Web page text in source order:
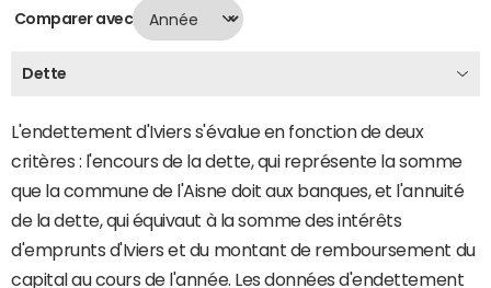
Comparer avec
Dette
L'endettement d'Iviers s'évalue en fonction de deux
critères : l'encours de la dette, qui représente la somme
que la commune de l'Aisne doit aux banques, et l'annuité
de la dette, qui équivaut à la somme des intérêts
d'emprunts d'Iviers et du montant de remboursement du
capital au cours de l'année. Les données d'endettement